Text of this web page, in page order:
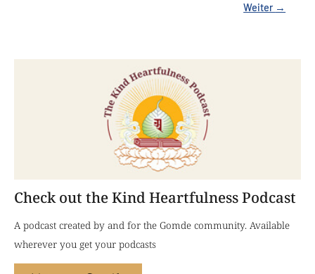
Weiter →
Check out the Kind Heartfulness Podcast
A podcast created by and for the Gomde community. Available
wherever you get your podcasts